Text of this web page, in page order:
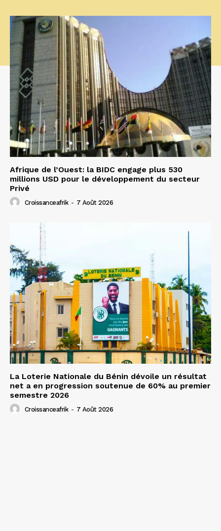
Afrique de l’Ouest: la BIDC engage plus 530
millions USD pour le développement du secteur
Privé
Croissanceafrik - 7 Août 2026
La Loterie Nationale du Bénin dévoile un résultat
net a en progression soutenue de 60% au premier
semestre 2026
Croissanceafrik - 7 Août 2026